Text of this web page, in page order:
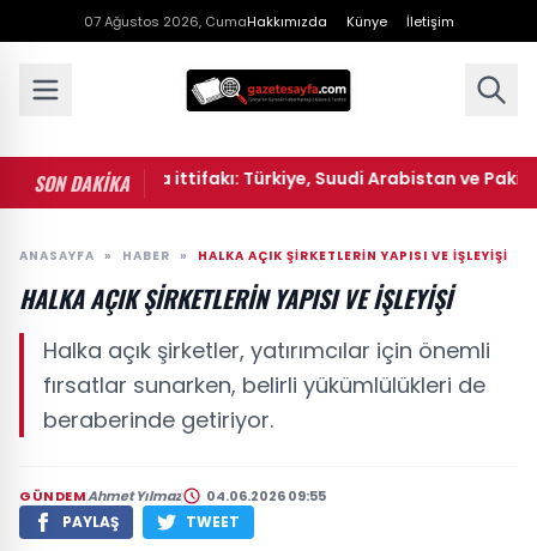
07 Ağustos 2026, CumaHakkımızda Künye İletişim
SON DAKİKA
Üçlü savunma ittifakı: Türkiye, Suudi Arabistan ve
ANASAYFA » HABER » HALKA AÇIK ŞIRKETLERIN YAPISI VE İŞLEYIŞI
HALKA AÇIK ŞIRKETLERIN YAPISI VE İŞLEYIŞI
Halka açık şirketler, yatırımcılar için önemli
fırsatlar sunarken, belirli yükümlülükleri de
beraberinde getiriyor.
GÜNDEMAhmet Yılmaz 04.06.2026 09:55
PAYLAŞ TWEET